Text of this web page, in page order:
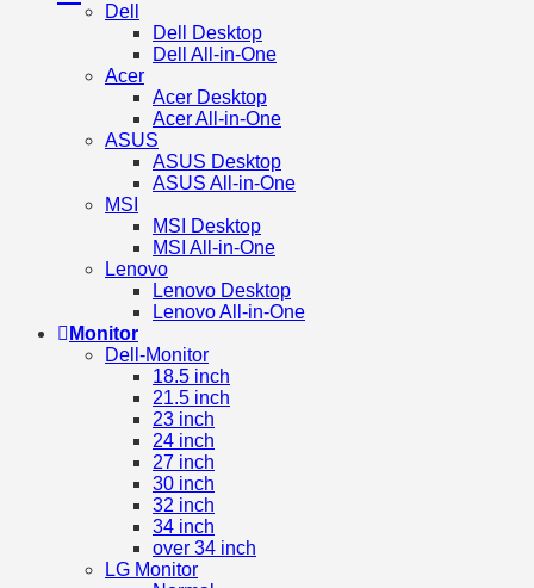
Dell
Dell Desktop
Dell All-in-One
Acer
Acer Desktop
Acer All-in-One
ASUS
ASUS Desktop
ASUS All-in-One
MSI
MSI Desktop
MSI All-in-One
Lenovo
Lenovo Desktop
Lenovo All-in-One
Monitor
Dell-Monitor
18.5 inch
21.5 inch
23 inch
24 inch
27 inch
30 inch
32 inch
34 inch
over 34 inch
LG Monitor